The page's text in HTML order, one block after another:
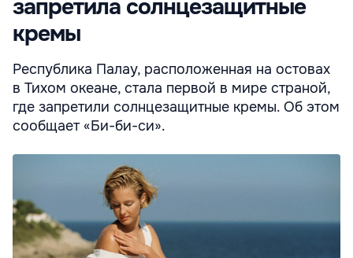
запретила солнцезащитные
кремы
Республика Палау, расположенная на остовах
в Тихом океане, стала первой в мире страной,
где запретили солнцезащитные кремы. Об этом
сообщает «Би-би-си».